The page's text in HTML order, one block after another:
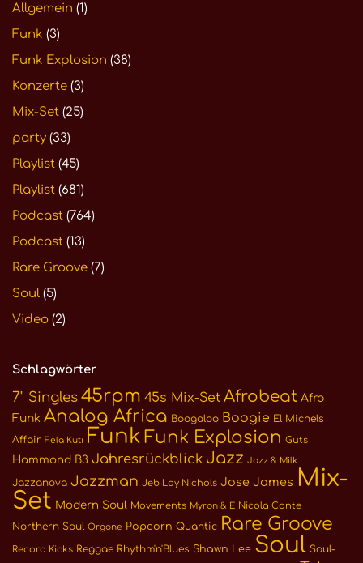
Allgemein (1)
Funk (3)
Funk Explosion (38)
Konzerte (3)
Mix-Set (25)
party (33)
Playlist (45)
Playlist (681)
Podcast (764)
Podcast (13)
Rare Groove (7)
Soul (5)
Video (2)
Schlagwörter
7" Singles 45rpm 45s Mix-Set Afrobeat Afro
Funk Analog Africa Boogaloo Boogie El Michels
Affair Fela Kuti Funk Funk Explosion Guts
Hammond B3 Jahresrückblick Jazz Jazz & Milk
Jazzanova Jazzman Jeb Loy Nichols Jose James
Mix-
Set Modern Soul Movements Myron & E Nicola Conte
Northern Soul Orgone Popcorn Quantic Rare Groove
Record Kicks Reggae Rhythm'n'Blues Shawn Lee Soul Soul-